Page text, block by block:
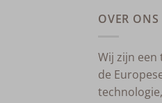
OVER ONS
Wij zijn een
de